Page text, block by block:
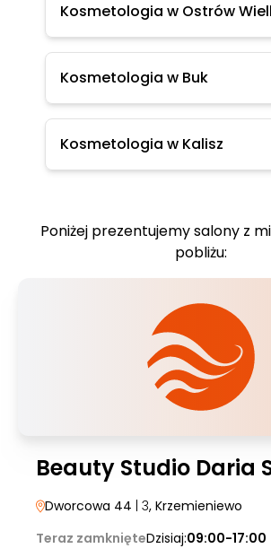
Kosmetologia w Ostrów
Kosmetologia w Buk
Kosmetologia w Kalisz
Poniżej prezentujemy salony z
pobliżu:
Beauty Studio Daria
Dworcowa 44 | 3, Krzemieniewo
Teraz zamknięteDzisiaj:09:00-17:00